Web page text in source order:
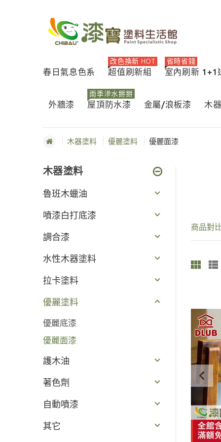
春日氣息色系 超值刷新組
改色換新 HOT
室內刷新 1+1
省時省錢
外牆漆 屋頂防水漆
雨季滲水掰掰
金屬/浪板漆 木
木器塗料 優麗塗料 優麗面漆
木器塗料
魯班木蠟油
噴漆白打底漆
調合漆
水性木器塗料
拉卡塗料
優麗塗料
優麗底漆
優麗面漆
護木油
著色劑
自動噴漆
其它
商品對